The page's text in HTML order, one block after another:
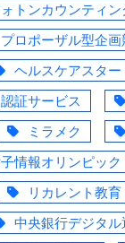
トンカウンティン
プロポーザル型企
ヘルスケアスター
証サービス
ミラメク
情報オリンピック
リカレント教育
中央銀行デジタル